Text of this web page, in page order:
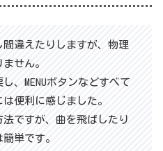
違えたりしますが、物理
せん。
、MENUボタンなどすべて
便利に感じました。
ですが、曲を飛ばしたり
単です。